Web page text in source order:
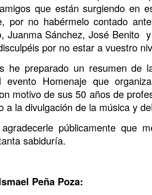
que están surgiendo en
por no habérmelo contado
Juanma Sánchez, José Benito
por no estar a vuestro
he preparado un resumen de
evento Homenaje que
motivo de sus 50 años de
a la divulgación de la música y
públicamente que
sabiduría.
Peña Poza: